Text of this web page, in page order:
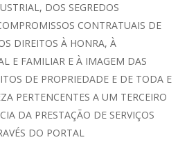
DOS SEGREDOS
CONTRATUAIS DE
DIREITOS À HONRA, À
E FAMILIAR E À IMAGEM DAS
DE PROPRIEDADE E DE TODA E
PERTENCENTES A UM TERCEIRO
DA PRESTAÇÃO DE SERVIÇOS
DO PORTAL